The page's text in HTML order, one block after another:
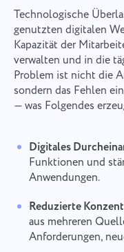
Technologische
genutzten digitalen
Kapazität der
verwalten und in die
Problem ist nicht die
sondern das Fehlen
— was Folgendes
Digitales
Funktionen und
Anwendungen.
Reduzierte
aus mehreren
Anforderungen,